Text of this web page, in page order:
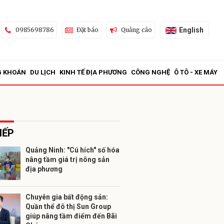
0985698786 Đặt báo Quảng cáo English
KHOÁN DU LỊCH KINH TẾ ĐỊA PHƯƠNG CÔNG NGHỆ Ô TÔ - XE MÁY
Quảng Ninh: "Cú hích" số hóa
nâng tầm giá trị nông sản
địa phương
Chuyên gia bất động sản:
Quần thể đô thị Sun Group
giúp nâng tầm điểm đến Bãi